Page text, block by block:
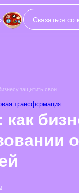
Связаться со
защитить свои…
трансформация